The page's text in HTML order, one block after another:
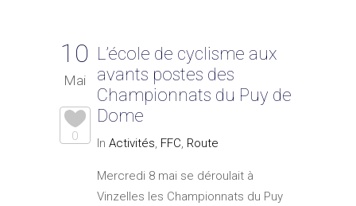
10
Mai
0
L’école de cyclisme aux
avants postes des
Championnats du Puy de
Dome
In Activités, FFC, Route
Mercredi 8 mai se déroulait à
Vinzelles les Championnats du Puy